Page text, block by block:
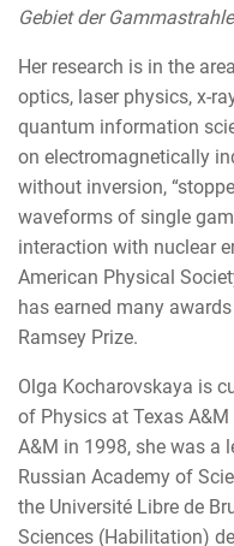
Gebiet der
Her research is in the
optics, laser physics, x-
quantum information
on electromagnetically
without inversion,
waveforms of single
interaction with nuclear
American Physical
has earned many
Ramsey Prize.
Olga Kocharovskaya is
of Physics at Texas
A&M in 1998, she was a
Russian Academy of
the Université Libre de
Sciences (Habilitation)